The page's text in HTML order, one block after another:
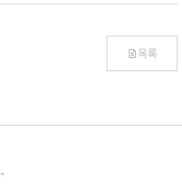
목록